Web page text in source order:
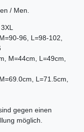
/ Men.
96, L=98-102,
M=44cm, L=49cm,
L=71.5cm,
gegen einen
möglich.